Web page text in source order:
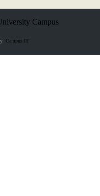
Campus
Campus IT